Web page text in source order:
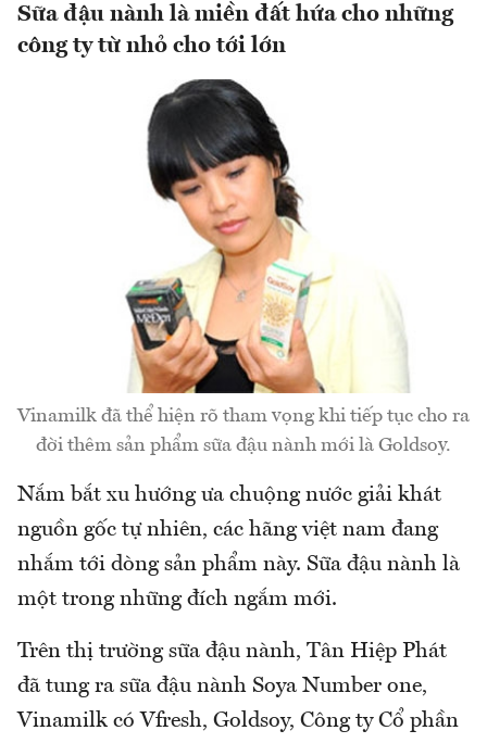
Sữa đậu nành là miền đất hứa cho những
công ty từ nhỏ cho tới lớn
Vinamilk đã thể hiện rõ tham vọng khi tiếp tục cho ra
đời thêm sản phẩm sữa đậu nành mới là Goldsoy.
Nắm bắt xu hướng ưa chuộng nước giải khát
nguồn gốc tự nhiên, các hãng việt nam đang
nhắm tới dòng sản phẩm này. Sữa đậu nành là
một trong những đích ngắm mới.
Trên thị trường sữa đậu nành, Tân Hiệp Phát
đã tung ra sữa đậu nành Soya Number one,
Vinamilk có Vfresh, Goldsoy, Công ty Cổ phần